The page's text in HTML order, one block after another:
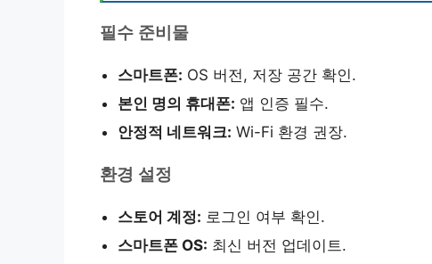
필수 준비물
스마트폰: OS 버전, 저장 공간 확인.
본인 명의 휴대폰: 앱 인증 필수.
안정적 네트워크: Wi-Fi 환경 권장.
환경 설정
스토어 계정: 로그인 여부 확인.
스마트폰 OS: 최신 버전 업데이트.